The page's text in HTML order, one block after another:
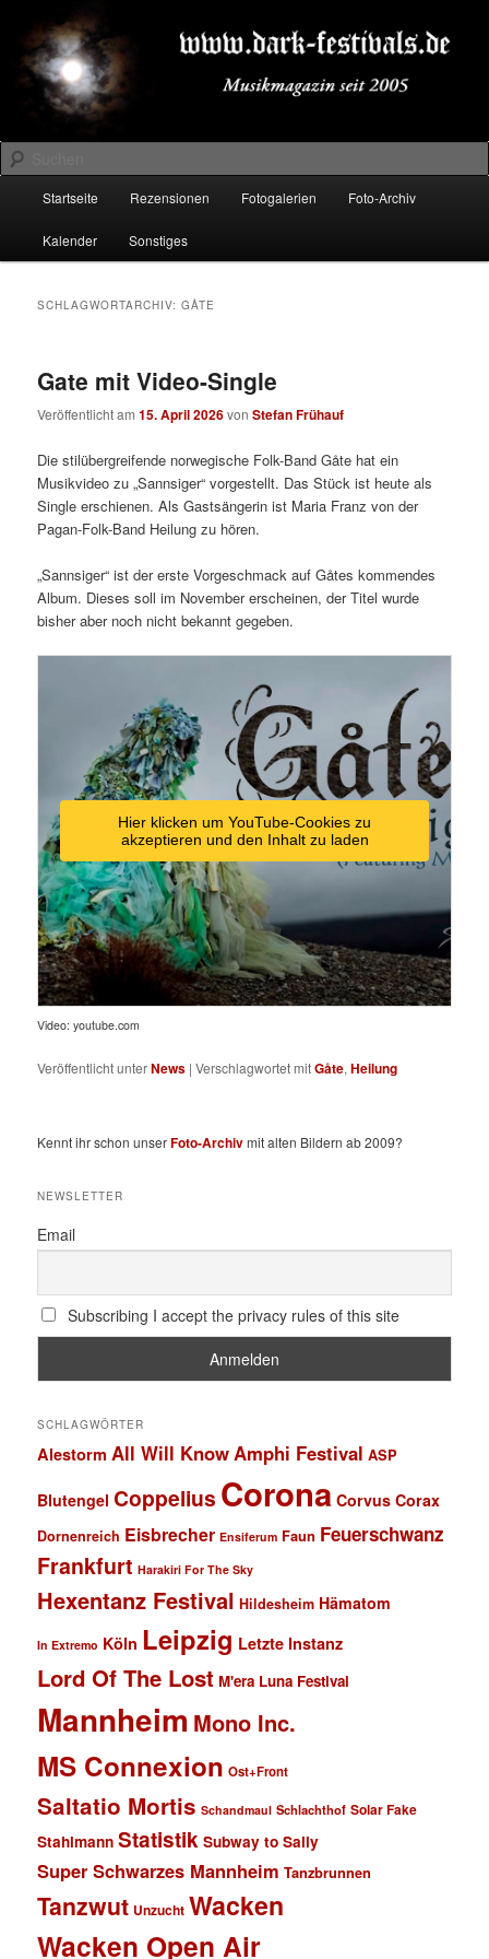
primären
Inhalt
springen
sekundären
Inhalt
springenDARK-FESTIVALS.DE
Suchen
Startseite Rezensionen Fotogalerien Foto-Archiv
Kalender Sonstiges
SCHLAGWORTARCHIV:GÅTE
Gate mit Video-Single
Veröffentlicht am15. April 2026vonStefan Frühauf
Die stilübergreifende norwegische Folk-Band Gåte hat ein
Musikvideo zu „Sannsiger“ vorgestellt. Das Stück ist heute als
Single erschienen. Als Gastsängerin ist Maria Franz von der
Pagan-Folk-Band Heilung zu hören.
„Sannsiger“ ist der erste Vorgeschmack auf Gåtes kommendes
Album. Dieses soll im November erscheinen, der Titel wurde
bisher aber noch nicht bekannt gegeben.
Hier klicken um YouTube-Cookies zu
akzeptieren und den Inhalt zu laden
Video: youtube.com
Veröffentlicht unterNews |Verschlagwortet mitGåte,Heilung
Kennt ihr schon unserFoto-Archivmit alten Bildern ab 2009?
NEWSLETTER
Email
Subscribing I accept the privacy rules of this site
SCHLAGWÖRTER
Alestorm All Will KnowAmphi Festival ASP
Blutengel Coppelius Corona Corvus Corax
Dornenreich Eisbrecher Ensiferum Faun Feuerschwanz
Frankfurt Harakiri For The Sky
Hexentanz Festival Hildesheim Hämatom
In Extremo Köln Leipzig Letzte Instanz
Lord Of The Lost M'era Luna Festival
Mannheim Mono Inc.
MS Connexion Ost+Front
Saltatio Mortis Schandmaul Schlachthof Solar Fake
Stahlmann Statistik Subway to Sally
Super Schwarzes Mannheim Tanzbrunnen
Tanzwut Unzucht Wacken
Wacken Open Air